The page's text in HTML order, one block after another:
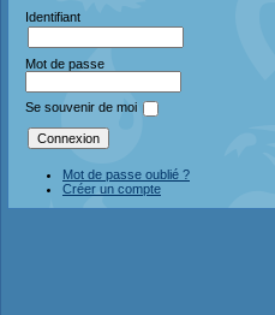
Identifiant
Mot de passe
Se souvenir de moi
Mot de passe oublié ?
Créer un compte